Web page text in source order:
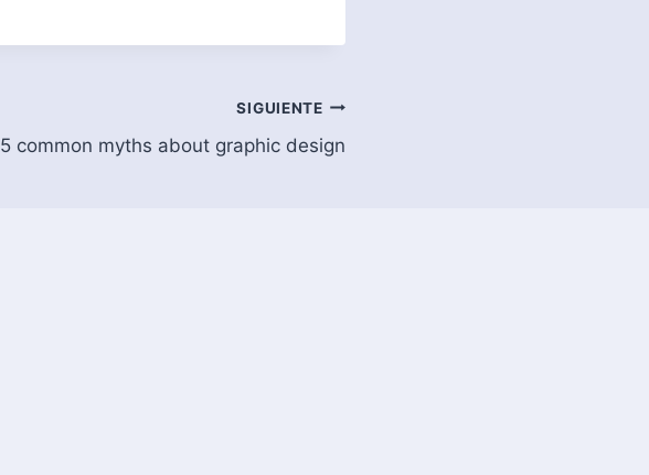
SIGUIENTE
5 common myths about graphic design